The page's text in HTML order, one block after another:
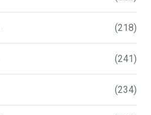
(218)
(241)
(234)